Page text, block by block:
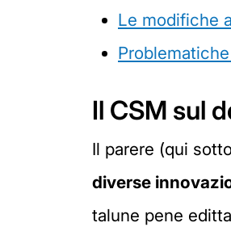
Le modifiche
Il CSM sul
Il parere (qui
diverse
talune pene